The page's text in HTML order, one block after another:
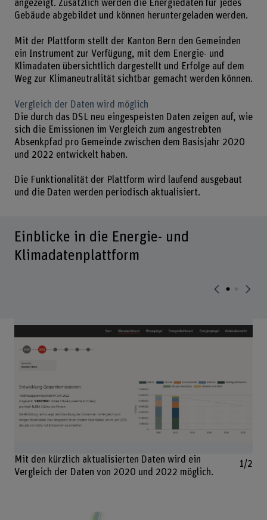
angezeigt. Zusätzlich werden die Energiedaten für jedes
Gebäude abgebildet und können heruntergeladen werden.
Mit der Plattform stellt der Kanton Bern den Gemeinden
ein Instrument zur Verfügung, mit dem Energie- und
Klimadaten übersichtlich dargestellt und Erfolge auf dem
Weg zur Klimaneutralität sichtbar gemacht werden können.
Vergleich der Daten wird möglich
Die durch das DSL neu eingespeisten Daten zeigen auf, wie
sich die Emissionen im Vergleich zum angestrebten
Absenkpfad pro Gemeinde zwischen dem Basisjahr 2020
und 2022 entwickelt haben.
Die Funktionalität der Plattform wird laufend ausgebaut
und die Daten werden periodisch aktualisiert.
Einblicke in die Energie- und
Klimadatenplattform
Mit den kürzlich aktualisierten Daten wird ein
Vergleich der Daten von 2020 und 2022 möglich.
1/2